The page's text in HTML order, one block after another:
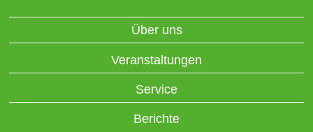
Über uns
Veranstaltungen
Service
Berichte